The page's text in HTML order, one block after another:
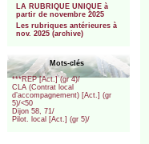
LA RUBRIQUE UNIQUE à
partir de novembre 2025
Les rubriques antérieures à
nov. 2025 (archive)
Mots-clés
***REP [Act.] (gr 4)/
CLA (Contrat local
d’accompagnement) [Act.] (gr
5)/<50
Dijon 58, 71/
Pilot. local [Act.] (gr 5)/